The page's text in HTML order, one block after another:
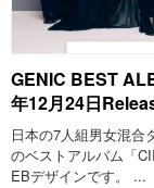
GENIC BEST
年12月24日
日本の7人組男女混合
のベストアルバム「
EBデザインです。 ...